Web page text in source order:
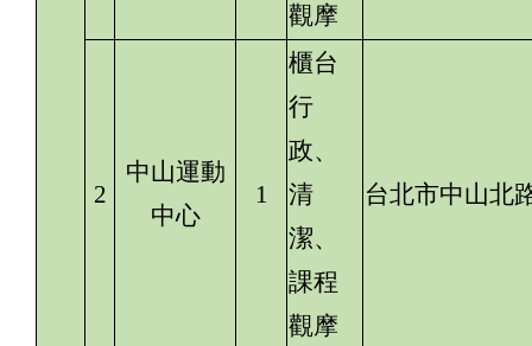
觀摩
2
中山運動
中心
1
櫃台
行
政、
清
潔、
課程
觀摩
台北市中山北